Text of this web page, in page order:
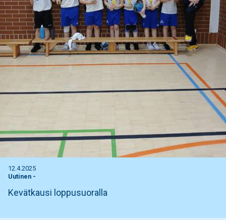
12.4.2025
Uutinen -
Kevätkausi loppusuoralla